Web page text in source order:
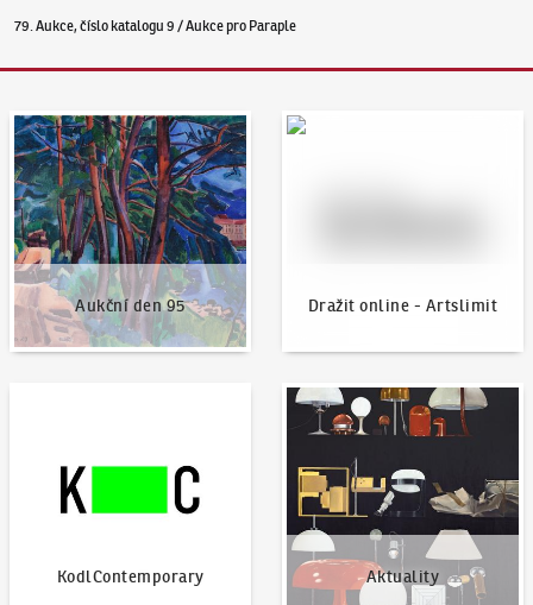
79. Aukce, číslo katalogu 9 / Aukce pro Paraple
Aukční den 95
Aukční den 95
Dražit online - Artslimit
Dražit online - Artslimit
KodlContemporary Aktuality
Aktuality